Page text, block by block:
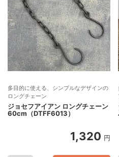
多目的に使える、シンプルなデザインの
ロングチェーン
ジョセフアイアン ロングチェーン
60cm（DTFF6013）
1,320 円